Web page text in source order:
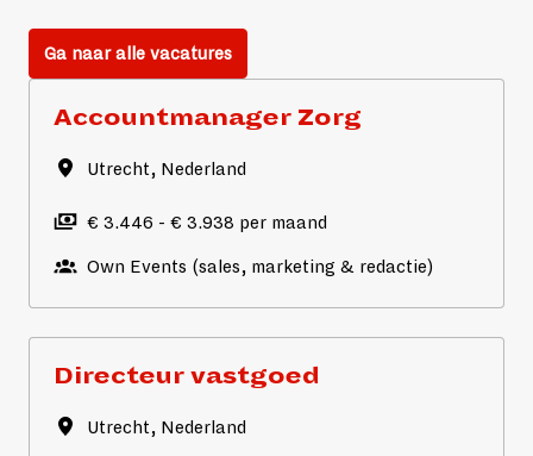
Ga naar alle vacatures
Accountmanager Zorg
Utrecht, Nederland
€ 3.446 - € 3.938 per maand
Own Events (sales, marketing & redactie)
Directeur vastgoed
Utrecht, Nederland